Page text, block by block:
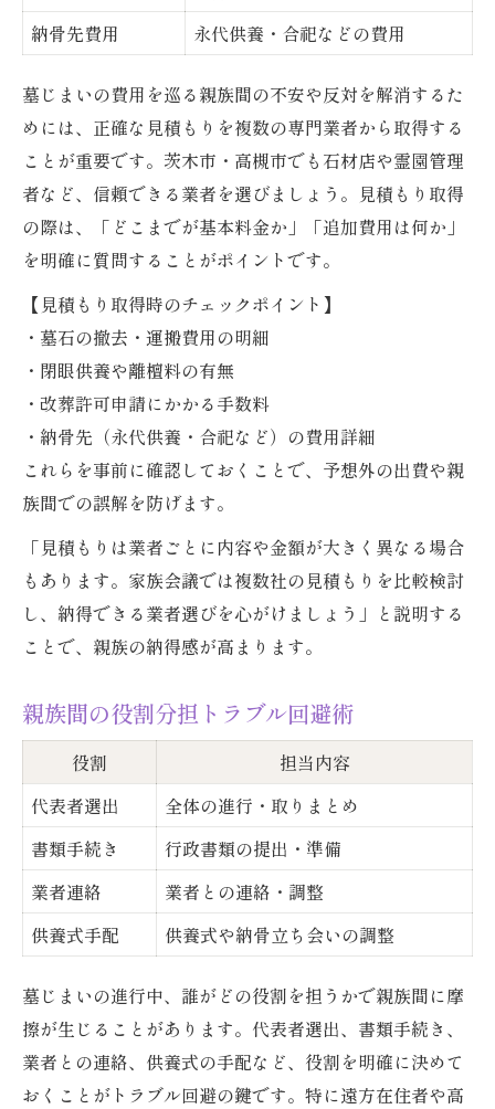
納骨先費用
永代供養・合祀などの費用
墓じまいの費用を巡る親族間の不安や反対を解消するた
めには、正確な見積もりを複数の専門業者から取得する
ことが重要です。茨木市・高槻市でも石材店や霊園管理
者など、信頼できる業者を選びましょう。見積もり取得
の際は、「どこまでが基本料金か」「追加費用は何か」
を明確に質問することがポイントです。
【見積もり取得時のチェックポイント】
・墓石の撤去・運搬費用の明細
・閉眼供養や離檀料の有無
・改葬許可申請にかかる手数料
・納骨先（永代供養・合祀など）の費用詳細
これらを事前に確認しておくことで、予想外の出費や親
族間での誤解を防げます。
「見積もりは業者ごとに内容や金額が大きく異なる場合
もあります。家族会議では複数社の見積もりを比較検討
し、納得できる業者選びを心がけましょう」と説明する
ことで、親族の納得感が高まります。
親族間の役割分担トラブル回避術
役割
担当内容
代表者選出
全体の進行・取りまとめ
書類手続き
行政書類の提出・準備
業者連絡
業者との連絡・調整
供養式手配
供養式や納骨立ち会いの調整
墓じまいの進行中、誰がどの役割を担うかで親族間に摩
擦が生じることがあります。代表者選出、書類手続き、
業者との連絡、供養式の手配など、役割を明確に決めて
おくことがトラブル回避の鍵です。特に遠方在住者や高